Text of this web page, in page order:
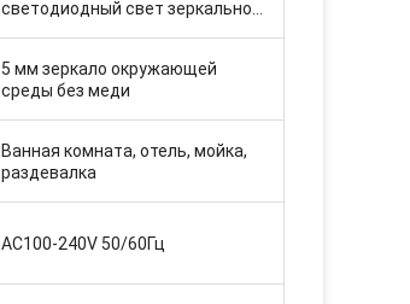
светодиодный свет зеркальное
5 мм зеркало окружающей
среды без меди
Ванная комната, отель, мойка,
раздевалка
AC100-240V 50/60Гц